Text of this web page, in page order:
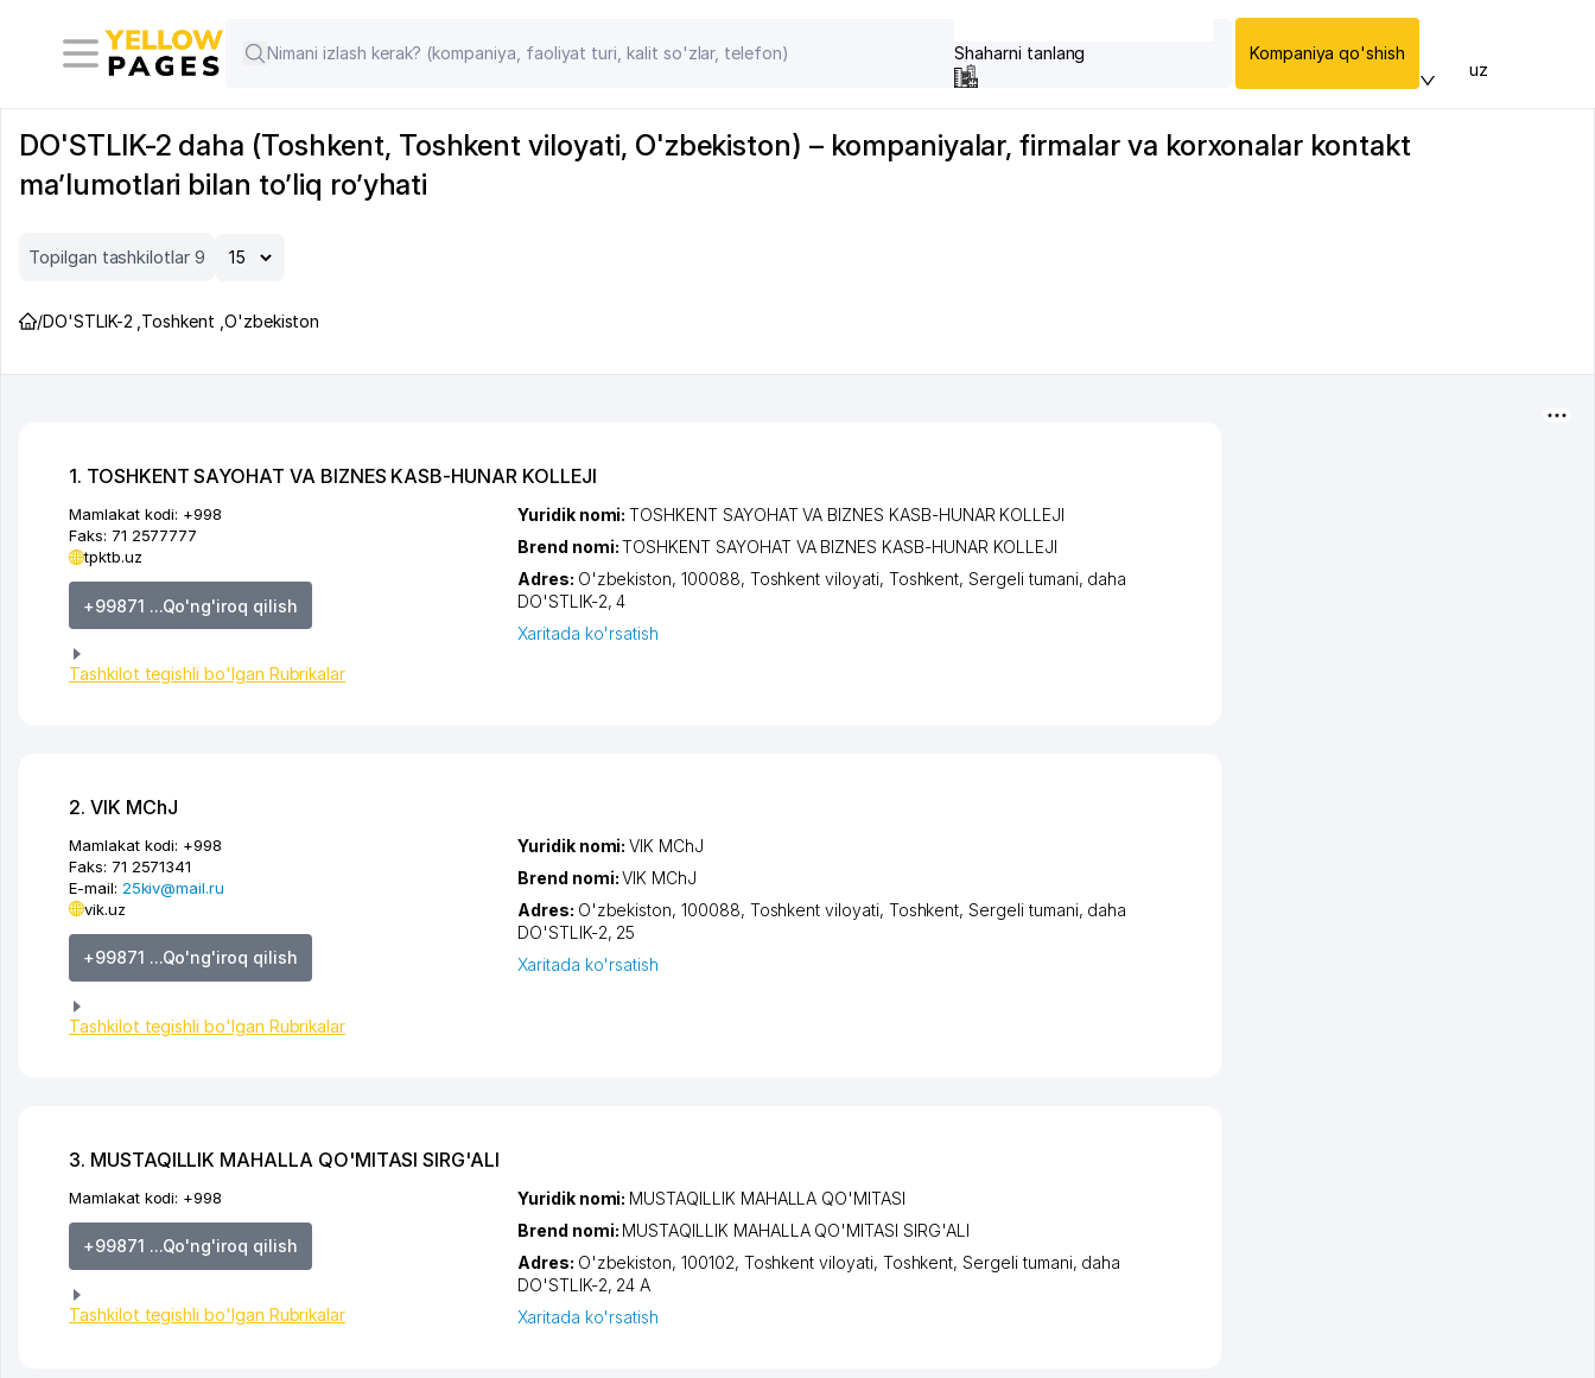
Shaharni tanlang Kompaniya qo'shish
uz
DO'STLIK-2 daha (Toshkent, Toshkent viloyati, O'zbekiston) – kompaniyalar, firmalar va korxonalar kontakt
ma’lumotlari bilan to’liq ro’yhati
Topilgan tashkilotlar 9
/DO'STLIK-2 Toshkent O'zbekiston
1. TOSHKENT SAYOHAT VA BIZNES KASB-HUNAR KOLLEJI
Mamlakat kodi: +998
Faks: 71 2577777
tpktb.uz
+99871 ...Qo'ng'iroq qilish
Tashkilot tegishli bo'lgan Rubrikalar
Yuridik nomi:TOSHKENT SAYOHAT VA BIZNES KASB-HUNAR KOLLEJI
Brend nomi:TOSHKENT SAYOHAT VA BIZNES KASB-HUNAR KOLLEJI
Adres: O'zbekiston, 100088, Toshkent viloyati, Toshkent,Sergeli tumani, daha
DO'STLIK-2, 4
Xaritada ko'rsatish
2. VIK MChJ
Mamlakat kodi: +998
Faks: 71 2571341
E-mail: 25kiv@mail.ru
vik.uz
+99871 ...Qo'ng'iroq qilish
Tashkilot tegishli bo'lgan Rubrikalar
Yuridik nomi:VIK MChJ
Brend nomi:VIK MChJ
Adres: O'zbekiston, 100088, Toshkent viloyati, Toshkent,Sergeli tumani, daha
DO'STLIK-2, 25
Xaritada ko'rsatish
3. MUSTAQILLIK MAHALLA QO'MITASI SIRG'ALI
Mamlakat kodi: +998
+99871 ...Qo'ng'iroq qilish
Tashkilot tegishli bo'lgan Rubrikalar
Yuridik nomi: MUSTAQILLIK MAHALLA QO'MITASI
Brend nomi: MUSTAQILLIK MAHALLA QO'MITASI SIRG'ALI
Adres: O'zbekiston, 100102, Toshkent viloyati, Toshkent,Sergeli tumani, daha
DO'STLIK-2, 24 A
Xaritada ko'rsatish